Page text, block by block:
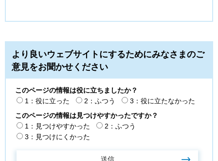
より良いウェブサイトにするためにみなさまのご
意見をお聞かせください
このページの情報は役に立ちましたか？
1：役に立った
2：ふつう
3：役に立たなかった
このページの情報は見つけやすかったですか？
1：見つけやすかった
2：ふつう
3：見つけにくかった